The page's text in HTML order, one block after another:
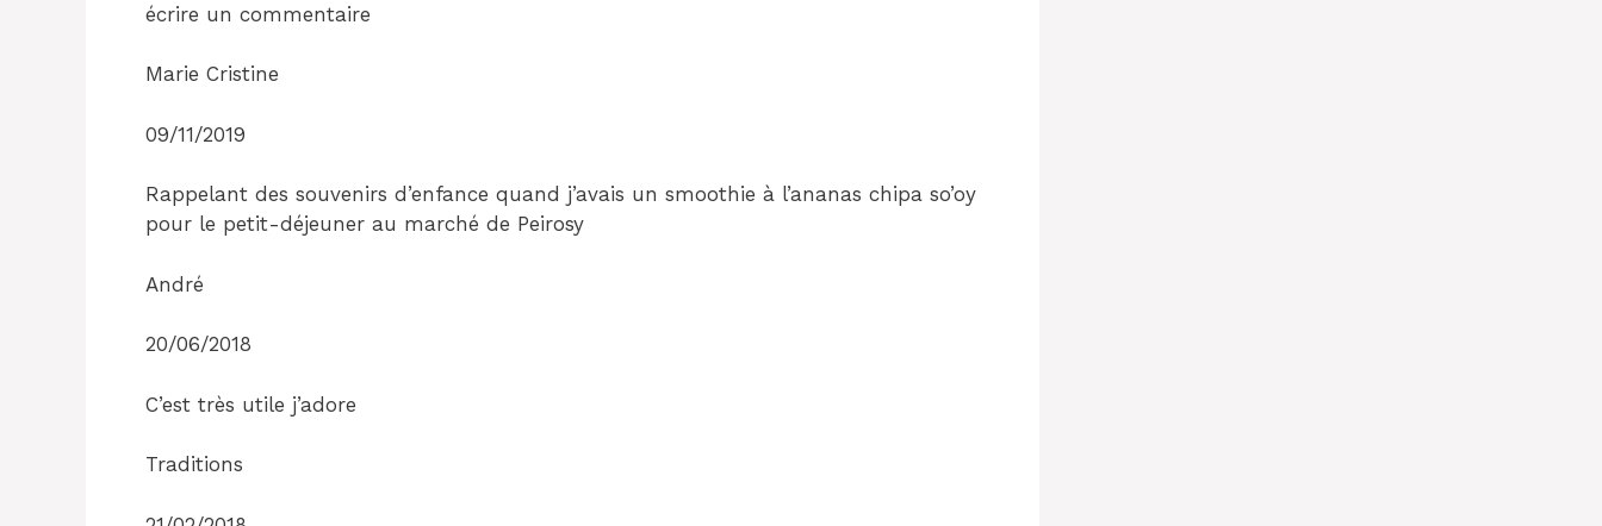
écrire un commentaire
Marie Cristine
09/11/2019
Rappelant des souvenirs d’enfance quand j’avais un smoothie à l’ananas chipa so’oy
pour le petit-déjeuner au marché de Peirosy
André
20/06/2018
C’est très utile j’adore
Traditions